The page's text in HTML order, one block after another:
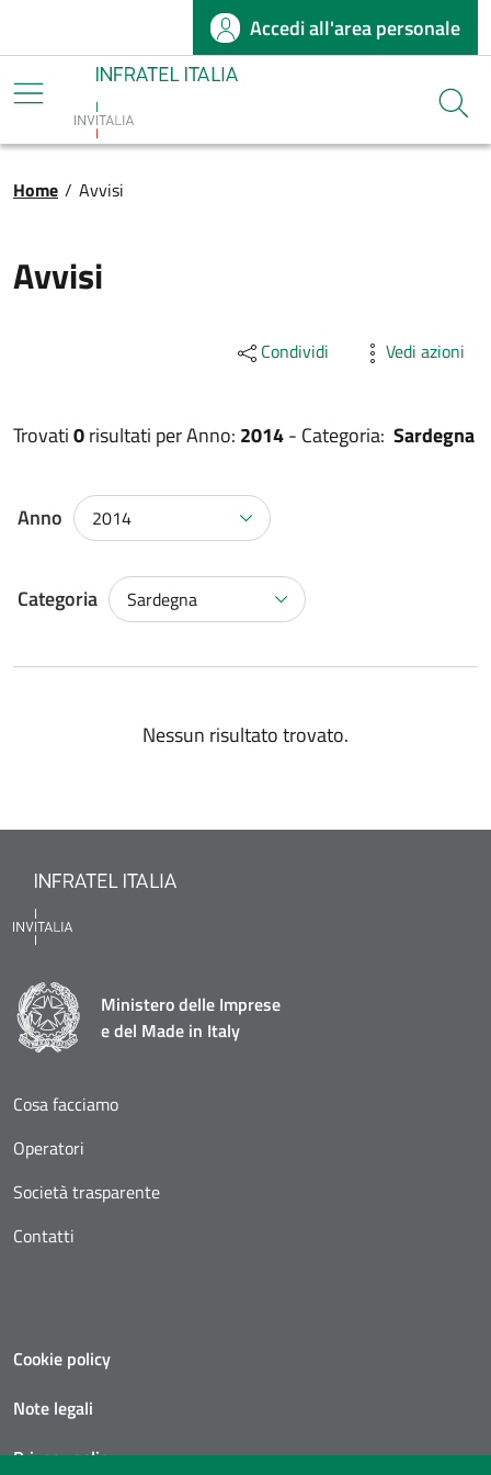
Salta al contenuto principaleAccedi all'area personale
Infratel
Briciole di pane
Home / Avvisi
Avvisi
Condividi Vedi azioni
Trovati0risultati perAnno: 2014- Categoria: Sardegna
Anno 2014
Categoria Sardegna
Nessun risultato trovato.
Ministero delle Imprese
e del Made in Italy
Cosa facciamo
Operatori
Società trasparente
Contatti
Cookie policy
Note legali
Privacy policy